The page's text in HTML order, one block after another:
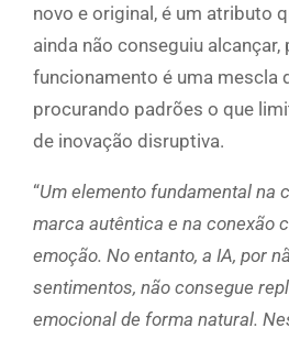
novo e original, é um atributo
ainda não conseguiu alcançar,
funcionamento é uma mescla
procurando padrões o que
de inovação disruptiva.
“Um elemento fundamental na
marca autêntica e na conexão
emoção. No entanto, a IA, por
sentimentos, não consegue
emocional de forma natural.